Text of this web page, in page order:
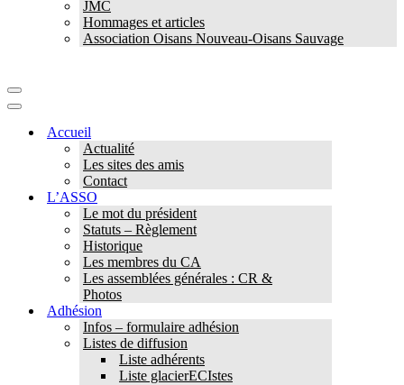
JMC
Hommages et articles
Association Oisans Nouveau-Oisans Sauvage
Menu
de
Menu
navigationAccueil
Actualité
Les sites des amis
Contact
L’ASSO
Le mot du président
Statuts – Règlement
Historique
Les membres du CA
Les assemblées générales : CR &
Photos
Adhésion
Infos – formulaire adhésion
Listes de diffusion
Liste adhérents
Liste glacierECIstes